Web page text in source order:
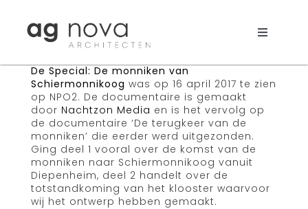
content
Toggle
Werk
Nieuws
Aanpak
Bureau
De Special: De monniken van
Schiermonnikoog was op 16 april 2017 te zien
op NPO2. De documentaire is gemaakt
door Nachtzon Media en is het vervolg op
de documentaire ‘De terugkeer van de
monniken’ die eerder werd uitgezonden.
Ging deel 1 vooral over de komst van de
monniken naar Schiermonnikoog vanuit
Diepenheim, deel 2 handelt over de
totstandkoming van het klooster waarvoor
wij het ontwerp hebben gemaakt.